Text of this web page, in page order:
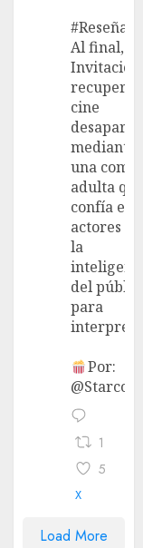
#Reseña
Al final,
recupera
cine
mediante
una
adulta
confía en
actores y
la
del
para
Por:
1
5
X
Load More